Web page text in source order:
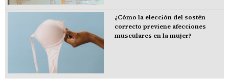
¿Cómo la elección del sostén
correcto previene afecciones
musculares en la mujer?